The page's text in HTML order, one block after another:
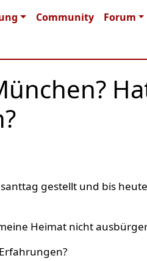
Community
Forum
gestellt und bis
Heimat nicht